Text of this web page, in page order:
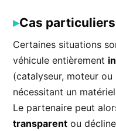
Cas
Certaines situations
véhicule entièrement
(catalyseur, moteur
nécessitant un
Le partenaire peut
transparent ou